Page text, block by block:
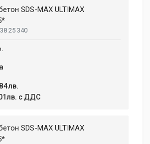
SDS-MAX ULTIMAX
25 340
с ДДС
SDS-MAX ULTIMAX